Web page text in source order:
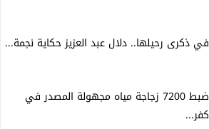
في ذكرى رحيلها.. دلال عبد العزيز حكاية نجمة...
ضبط 7200 زجاجة مياه مجهولة المصدر في
كفر...